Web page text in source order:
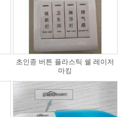
초인종 버튼 플라스틱 쉘 레이저
마킹